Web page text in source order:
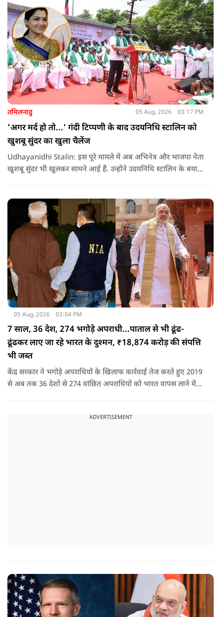
तमिलनाडु 05 Aug, 2026 03:17 PM
'अगर मर्द हो तो...' गंदी टिप्पणी के बाद उदयनिधि स्टालिन को
खुशबू सुंदर का खुला चैलेंज
Udhayanidhi Stalin: इस पूरे मामले में अब अभिनेत्र और भाजपा नेता
खुशबू सुंदर भी खुलकर सामने आई हैं. उन्होंने उदयनिधि स्टालिन के बयान
नहीं है.
05 Aug, 2026 03:04 PM
7 साल, 36 देश, 274 भगोड़े अपराधी...पाताल से भी ढूंढ-
ढूंढकर लाए जा रहे भारत के दुश्मन, ₹18,874 करोड़ की संपत्ति
भी जब्त
केंद्र सरकार ने भगोड़े अपराधियों के खिलाफ कार्रवाई तेज करते हुए 2019
से अब तक 36 देशों से 274 वांछित अपराधियों को भारत वापस लाने में
ADVERTISEMENT